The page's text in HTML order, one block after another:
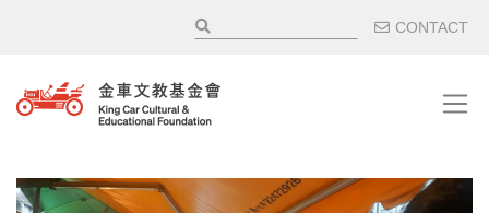
輔助選
CONTACT